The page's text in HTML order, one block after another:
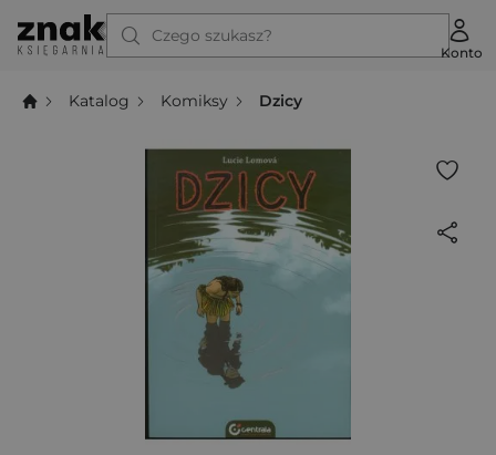
Czego szukasz?
Konto
Katalog Komiksy Dzicy